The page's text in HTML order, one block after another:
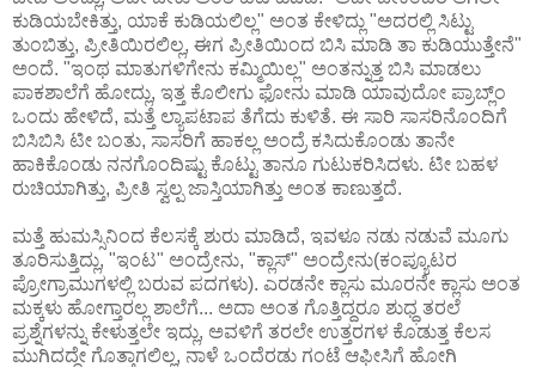
ಕುಡಿಯಬೇಕಿತ್ತು, ಯಾಕೆ ಕುಡಿಯಲಿಲ್ಲ" ಅಂತ ಕೇಳಿದ್ಲು "ಅದರಲ್ಲಿ ಸಿಟ್ಟು
ತುಂಬಿತ್ತು, ಪ್ರೀತಿಯಿರಲಿಲ್ಲ, ಈಗ ಪ್ರೀತಿಯಿಂದ ಬಿಸಿ ಮಾಡಿ ತಾ ಕುಡಿಯುತ್ತೇನೆ"
ಅಂದೆ. "ಇಂಥ ಮಾತುಗಳಿಗೇನು ಕಮ್ಮಿಯಿಲ್ಲ" ಅಂತನ್ನುತ್ತ ಬಿಸಿ ಮಾಡಲು
ಪಾಕಶಾಲೆಗೆ ಹೋದ್ಲು, ಇತ್ತ ಕೊಲೀಗು ಫೋನು ಮಾಡಿ ಯಾವುದೋ ಪ್ರಾಬ್ಲ್ಂ
ಒಂದು ಹೇಳಿದೆ, ಮತ್ತೆ ಲ್ಯಾಪಟಾಪ ತೆಗೆದು ಕುಳಿತೆ. ಈ ಸಾರಿ ಸಾಸರಿನೊಂದಿಗೆ
ಬಿಸಿಬಿಸಿ ಟೀ ಬಂತು, ಸಾಸರಿಗೆ ಹಾಕಲ್ಲ ಅಂದ್ರೆ ಕಸಿದುಕೊಂಡು ತಾನೇ
ಹಾಕಿಕೊಂಡು ನನಗೊಂದಿಷ್ಟು ಕೊಟ್ಟು ತಾನೂ ಗುಟುಕರಿಸಿದಳು. ಟೀ ಬಹಳ
ರುಚಿಯಾಗಿತ್ತು, ಪ್ರೀತಿ ಸ್ವಲ್ಪ ಜಾಸ್ತಿಯಾಗಿತ್ತು ಅಂತ ಕಾಣುತ್ತದೆ.
ಮತ್ತೆ ಹುಮಸ್ಸಿನಿಂದ ಕೆಲಸಕ್ಕೆ ಶುರು ಮಾಡಿದೆ, ಇವಳೂ ನಡು ನಡುವೆ ಮೂಗು
ತೂರಿಸುತ್ತಿದ್ಲು, "ಇಂಟ" ಅಂದ್ರೇನು, "ಕ್ಲಾಸ್" ಅಂದ್ರೇನು(ಕಂಪ್ಯೂಟರ
ಪ್ರೋಗ್ರಾಮುಗಳಲ್ಲಿ ಬರುವ ಪದಗಳು). ಎರಡನೇ ಕ್ಲಾಸು ಮೂರನೇ ಕ್ಲಾಸು ಅಂತ
ಮಕ್ಕಳು ಹೋಗ್ತಾರಲ್ಲ ಶಾಲೆಗೆ... ಅದಾ ಅಂತ ಗೊತ್ತಿದ್ದರೂ ಶುಧ್ಧ ತರಲೆ
ಪ್ರಶ್ನೆಗಳನ್ನು ಕೇಳುತ್ತಲೇ ಇದ್ಲು, ಅವಳಿಗೆ ತರಲೇ ಉತ್ತರಗಳ ಕೊಡುತ್ತ ಕೆಲಸ
ಮುಗಿದದ್ದೇ ಗೊತ್ತಾಗಲಿಲ್ಲ, ನಾಳೆ ಒಂದೆರಡು ಗಂಟೆ ಆಫೀಸಿಗೆ ಹೋಗಿ